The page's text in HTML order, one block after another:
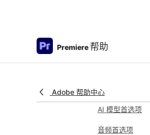
Premiere 帮助
Adobe 帮助中心
偏好设置概述
设置“外观”首选项
AI 模型首选项
音频首选项